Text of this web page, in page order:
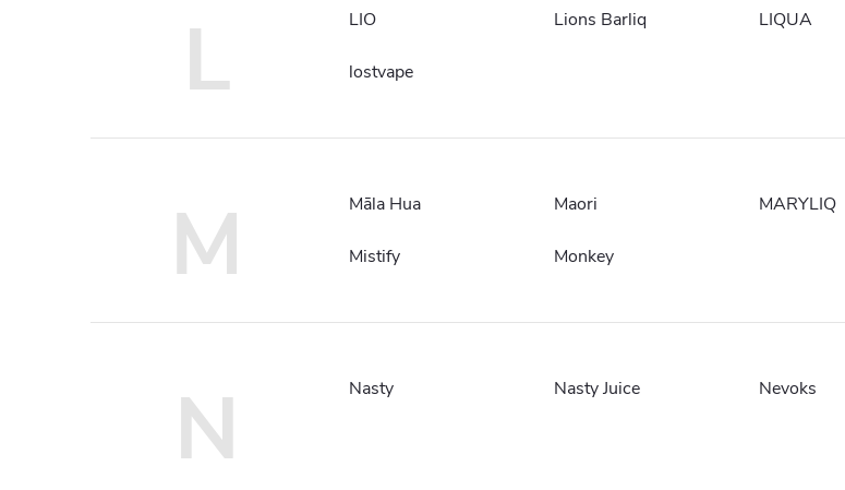
L LIO Lions Barliq LIQUA
lostvape
M Māla Hua Maori MARYLIQ
Mistify Monkey
N Nasty Nasty Juice Nevoks